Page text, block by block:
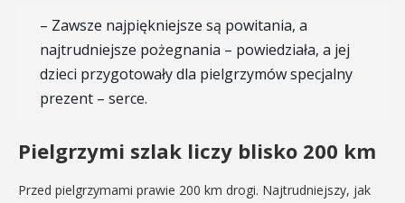
– Zawsze najpiękniejsze są powitania, a
najtrudniejsze pożegnania – powiedziała, a jej
dzieci przygotowały dla pielgrzymów specjalny
prezent – serce.
Pielgrzymi szlak liczy blisko 200 km
Przed pielgrzymami prawie 200 km drogi. Najtrudniejszy, jak